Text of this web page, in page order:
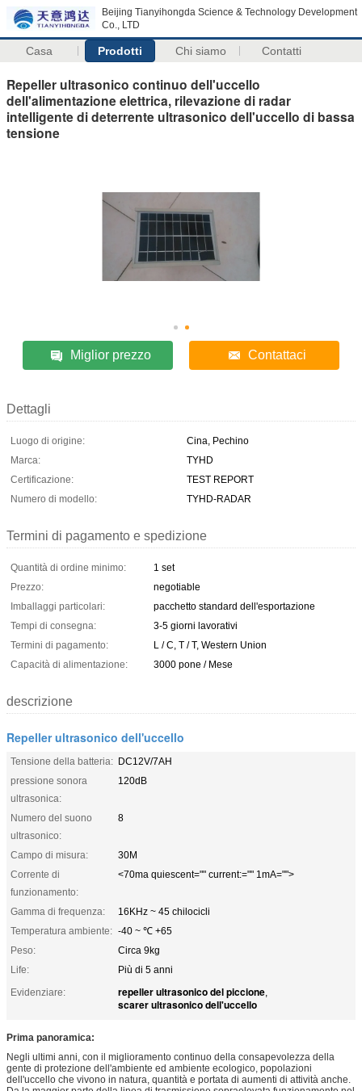
Beijing Tianyihongda Science & Technology Development
Co., LTD
Casa Prodotti Chi siamo Contatti
Repeller ultrasonico continuo dell'uccello
dell'alimentazione elettrica, rilevazione di radar
intelligente di deterrente ultrasonico dell'uccello di bassa
tensione
Miglior prezzo Contattaci
Dettagli
Luogo di origine:
Cina, Pechino
Marca:
TYHD
Certificazione:
TEST REPORT
Numero di modello:
TYHD-RADAR
Termini di pagamento e spedizione
Quantità di ordine minimo:
1 set
Prezzo:
negotiable
Imballaggi particolari:
pacchetto standard dell'esportazione
Tempi di consegna:
3-5 giorni lavorativi
Termini di pagamento:
L / C, T / T, Western Union
Capacità di alimentazione:
3000 pone / Mese
descrizione
Repeller ultrasonico dell'uccello
Tensione della batteria: DC12V/7AH
pressione sonora
ultrasonica:
120dB
Numero del suono
ultrasonico:
8
Campo di misura:
30M
Corrente di
funzionamento:
<70ma quiescent="" current:="" 1mA="">
Gamma di frequenza:
16KHz ~ 45 chilocicli
Temperatura ambiente: -40 ~ ℃ +65
Peso:
Circa 9kg
Life:
Più di 5 anni
Evidenziare:
repeller ultrasonico del piccione,
scarer ultrasonico dell'uccello
Prima panoramica:
Negli ultimi anni, con il miglioramento continuo della consapevolezza della
gente di protezione dell'ambiente ed ambiente ecologico, popolazioni
dell'uccello che vivono in natura, quantità e portata di aumenti di attività anche.